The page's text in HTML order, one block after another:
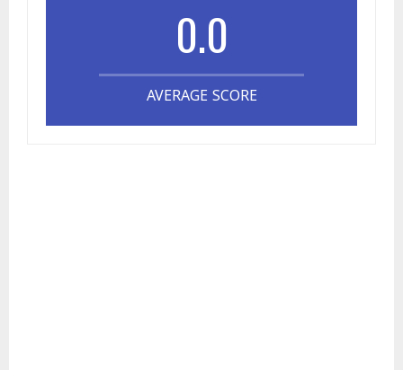
0.0
AVERAGE SCORE